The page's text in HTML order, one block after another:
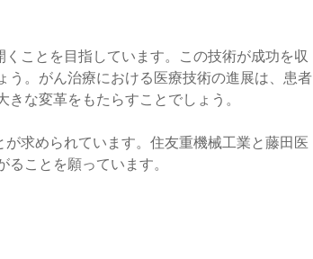
ことを目指しています。この技術が成功を収
。がん治療における医療技術の進展は、患者
な変革をもたらすことでしょう。
求められています。住友重機械工業と藤田医
ことを願っています。